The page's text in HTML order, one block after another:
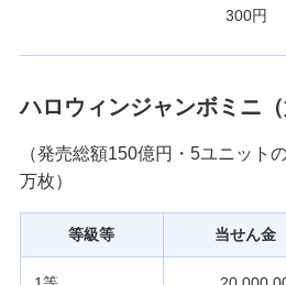
300円
ハロウィンジャンボミニ（
（発売総額150億円・5ユニット
万枚）
等級等 当せん金